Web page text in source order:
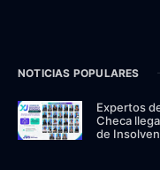
NOTICIAS POPULARES
Expertos
Checa
de